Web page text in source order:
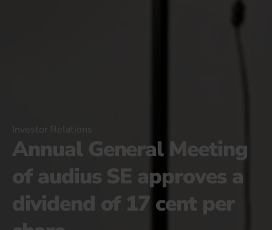
Investor Relations
Annual General Meeting
of audius SE approves a
dividend of 17 cent per